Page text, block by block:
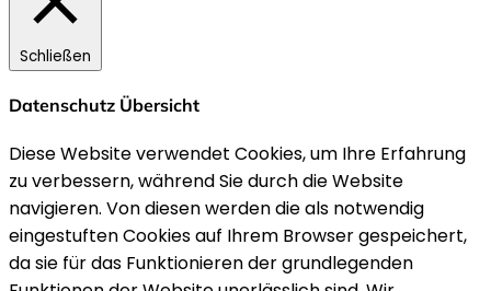
Schließen
Datenschutz Übersicht
Diese Website verwendet Cookies, um Ihre Erfahrung
zu verbessern, während Sie durch die Website
navigieren. Von diesen werden die als notwendig
eingestuften Cookies auf Ihrem Browser gespeichert,
da sie für das Funktionieren der grundlegenden